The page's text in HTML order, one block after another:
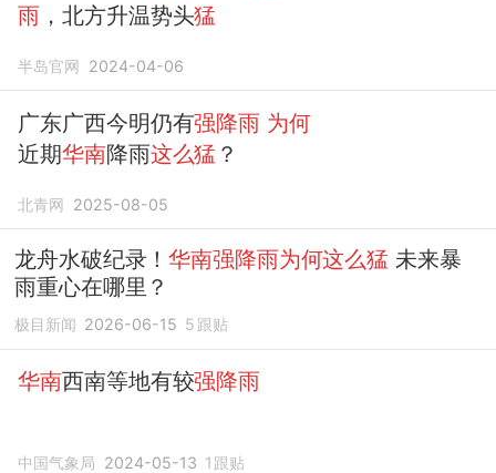
雨 ，北方升温势头猛
半岛官网 2024-04-06
广东广西今明仍有强降雨 为何
近期华南降雨这么猛 ？
北青网 2025-08-05
龙舟水破纪录！华南强降雨为何这么猛 未来暴
雨重心在哪里？
极目新闻 2026-06-15 5 跟贴
华南西南等地有较强降雨
中国气象局 2024-05-13 1 跟贴